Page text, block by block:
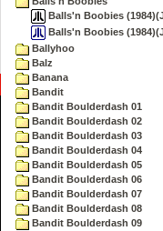
Balls'n Boobies
Balls'n Boobies
Ballyhoo
Balz
Banana
Bandit
Bandit Boulderdash 01
Bandit Boulderdash 02
Bandit Boulderdash 03
Bandit Boulderdash 04
Bandit Boulderdash 05
Bandit Boulderdash 06
Bandit Boulderdash 07
Bandit Boulderdash 08
Bandit Boulderdash 09